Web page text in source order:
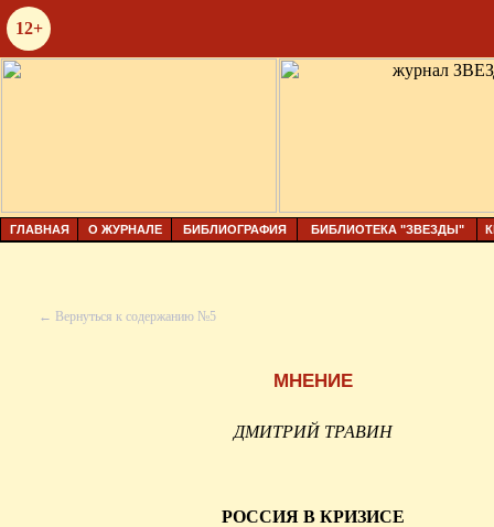
12+
ГЛАВНАЯ О ЖУРНАЛЕ БИБЛИОГРАФИЯ БИБЛИОТЕКА "ЗВЕЗДЫ"
← Вернуться к содержанию №5
МНЕНИЕ
ДМИТРИЙ ТРАВИН
РОССИЯ В КРИЗИСЕ